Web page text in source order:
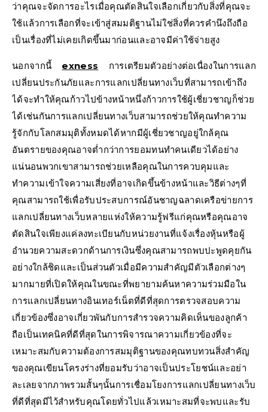
ว่าคุณจะจัดการอะไรเมื่อคุณตัดสินใจเลือกเกี่ยวกับสิ่งที่คุณจะ
ใช้แล้วการเลือกที่จะเข้าสู่สมมติฐานไม่ใช่สิ่งที่ควรคำนึงถึงถือ
เป็นเรื่องที่ไม่เคยเกิดขึ้นมาก่อนและอาจมีค่าใช้จ่ายสูง
นอกจากนี้ exness การเตรียมตัวอย่างต่อเนื่องในการแลก
เปลี่ยนประกันภัยและการแลกเปลี่ยนทางเว็บที่สามารถเข้าถึง
ได้จะทำให้คุณก้าวไปข้างหน้าหนึ่งก้าวการใช้ผู้เชี่ยวชาญก็ช่วย
ได้เช่นกันการแลกเปลี่ยนทางเว็บสามารถช่วยให้คุณทำความ
รู้จักกับโลกสมมุติทั้งหมดได้หากมีผู้เชี่ยวชาญอยู่ใกล้คุณ
อันตรายของคุณอาจต่ำกว่าการยอมทนทำคนเดียวได้อย่าง
แน่นอนพวกเขาสามารถช่วยเหลือคุณในการควบคุมและ
ทำความเข้าใจความเสี่ยงที่อาจเกิดขึ้นข้างหน้าและวิธีต่างๆที่
คุณสามารถใช้เพื่อรับประสบการณ์อันชาญฉลาดเครือข่ายการ
แลกเปลี่ยนทางเว็บหลายแห่งให้ความรู้ฟรีแก่คุณหรือคุณอาจ
ตัดสินใจเพียงแค่ลงทะเบียนกับหน่วยงานที่แจ้งเรื่องหุ้นหรือผู้
อำนวยความสะดวกด้านการเงินซึ่งคุณสามารถพบปะพูดคุยกัน
อย่างใกล้ชิดและเป็นส่วนตัวเมื่อมีความสำคัญมีตัวเลือกต่างๆ
มากมายที่เปิดให้คุณในขณะที่พยายามค้นหาความร่วมมือใน
การแลกเปลี่ยนทางอินเทอร์เน็ตที่ดีที่สุดการตรวจสอบความ
เกี่ยวข้องซึ่งอาจเกี่ยวพันกับการสำรวจความคิดเห็นของลูกค้า
ถือเป็นเทคนิคที่ดีที่สุดในการพิจารณาความเกี่ยวข้องที่จะ
เหมาะสมกับความต้องการสมมุติฐานของคุณทบทวนสิ่งสำคัญ
ของคุณเขียนโครงร่างที่ยอมรับว่าอาจเป็นประโยชน์และอย่า
ละเลยจากภาพรวมสั้นๆนั้นการเชื่อมโยงการแลกเปลี่ยนทางเว็บ
ที่ดีที่สุดมีไว้สำหรับคุณโดยทั่วไปแล้วเหมาะสมที่จะพบและรับ